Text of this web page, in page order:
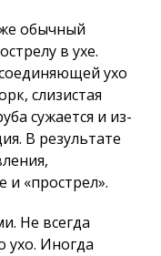
обычный
в ухе.
ухо
слизистая
сужается и из-
В результате
и «прострел».
Не всегда
ухо. Иногда